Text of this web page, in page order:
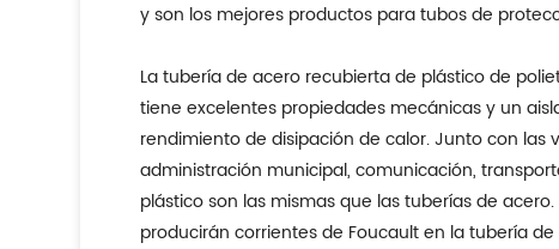
y son los mejores productos para tubos de
La tubería de acero recubierta de plástico de
tiene excelentes propiedades mecánicas y un
rendimiento de disipación de calor. Junto con
administración municipal, comunicación,
plástico son las mismas que las tuberías de
producirán corrientes de Foucault en la tubería